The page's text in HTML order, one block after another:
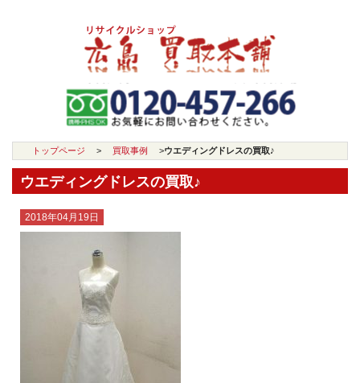
トップページ > 買取事例 >ウエディングドレスの買取♪
ウエディングドレスの買取♪
2018年04月19日